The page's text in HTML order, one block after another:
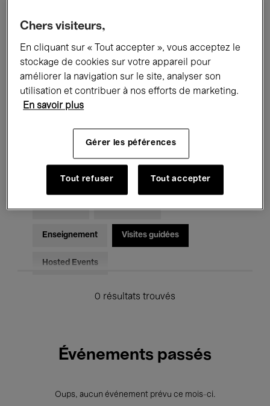
Tous les événements Concerts
Expositions Films Performances
Rencontres & Débats
Musique classique Global Music
Musique électronique
Pour tous Kids’ Palace
Enseignement Visites guidées
Hosted Events
0 résultats trouvés
Événements passés
Oups, aucun événement prévu ce mois-ci.
Chers visiteurs,
En cliquant sur « Tout accepter », vous acceptez le
stockage de cookies sur votre appareil pour
améliorer la navigation sur le site, analyser son
utilisation et contribuer à nos efforts de marketing.
En savoir plus
Gérer les péférences
Tout refuser Tout accepter